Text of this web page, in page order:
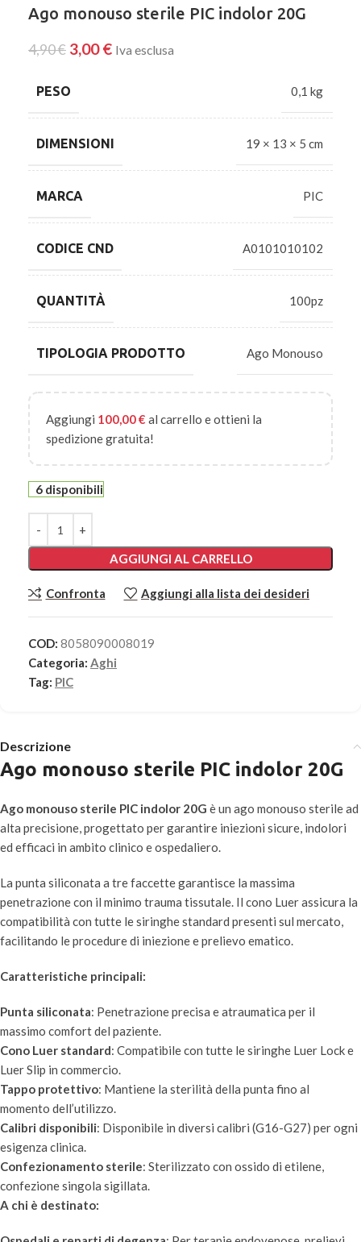
Ago monouso sterile PIC indolor 20G
4,90€ 3,00€ Iva esclusa
PESO 0,1 kg
DIMENSIONI 19 × 13 × 5 cm
MARCA PIC
CODICE CND A0101010102
QUANTITÀ 100pz
TIPOLOGIA PRODOTTO Ago Monouso
Aggiungi 100,00€ al carrello e ottieni la
spedizione gratuita!
6 disponibili
AGGIUNGI AL CARRELLO
Confronta Aggiungi alla lista dei desideri
COD: 8058090008019
Categoria: Aghi
Tag: PIC
Descrizione
Ago monouso sterile PIC indolor 20G
Ago monouso sterile PIC indolor 20G è un ago monouso sterile ad
alta precisione, progettato per garantire iniezioni sicure, indolori
ed efficaci in ambito clinico e ospedaliero.
La punta siliconata a tre faccette garantisce la massima
penetrazione con il minimo trauma tissutale. Il cono Luer assicura la
compatibilità con tutte le siringhe standard presenti sul mercato,
facilitando le procedure di iniezione e prelievo ematico.
Caratteristiche principali:
Punta siliconata: Penetrazione precisa e atraumatica per il
massimo comfort del paziente.
Cono Luer standard: Compatibile con tutte le siringhe Luer Lock e
Luer Slip in commercio.
Tappo protettivo: Mantiene la sterilità della punta fino al
momento dell’utilizzo.
Calibri disponibili: Disponibile in diversi calibri (G16-G27) per ogni
esigenza clinica.
Confezionamento sterile: Sterilizzato con ossido di etilene,
confezione singola sigillata.
A chi è destinato: